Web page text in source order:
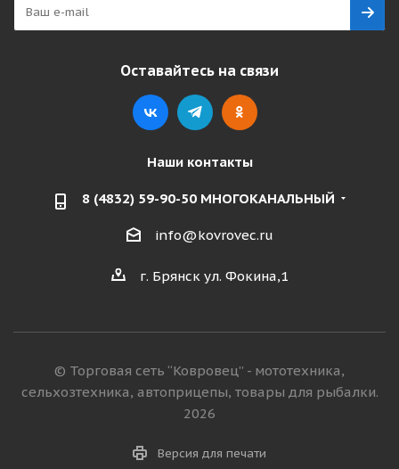
Оставайтесь на связи
Наши контакты
8 (4832) 59-90-50 МНОГОКАНАЛЬНЫЙ
info@kovrovec.ru
г. Брянск ул. Фокина,1
© Торговая сеть “Ковровец” - мототехника,
сельхозтехника, автоприцепы, товары для рыбалки.
2026
Версия для печати